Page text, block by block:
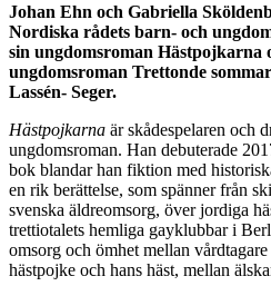
Johan Ehn och Gabriella
Nordiska rådets barn- och
sin ungdomsroman Hästpojkarna
ungdomsroman Trettonde
Lassén- Seger.
Hästpojkarna är skådespelaren och
ungdomsroman. Han debuterade
bok blandar han fiktion med
en rik berättelse, som spänner från
svenska äldreomsorg, över jordiga
trettiotalets hemliga gayklubbar i
omsorg och ömhet mellan
hästpojke och hans häst, mellan